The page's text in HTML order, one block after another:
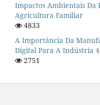
Impactos Ambientais Da
Agricultura Familiar
4833
A Importância Da
Digital Para A Indústria
2751